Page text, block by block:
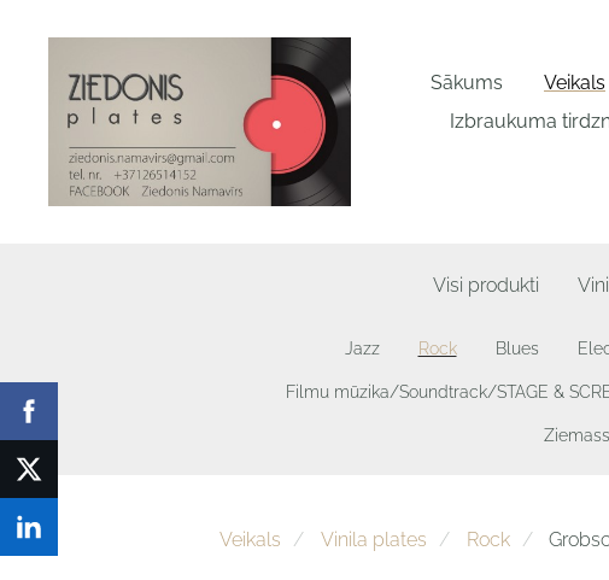
Sākums Veikals
Izbraukuma
Visi produkti
Jazz Rock Blues
Filmu mūzika/Soundtrack/STAGE &
Veikals Vinila plates Rock